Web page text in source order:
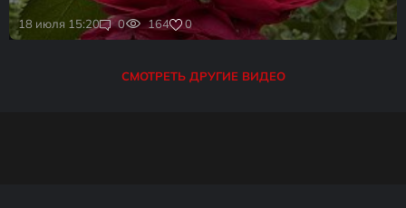
18 июля 15:20 0 164 0
СМОТРЕТЬ ДРУГИЕ ВИДЕО